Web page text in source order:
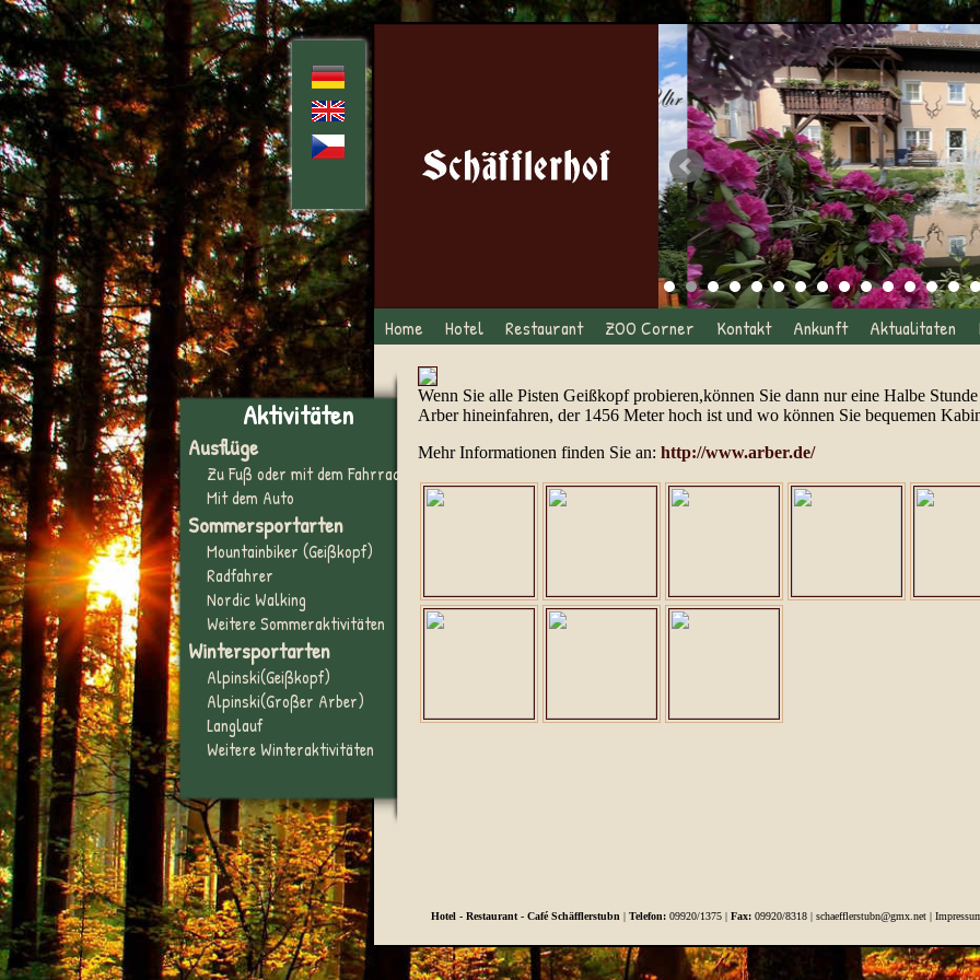
Home Hotel Restaurant ZOO Corner Kontakt Ankunft Aktualitaten
Aktivitäten
Ausflüge
Zu Fuß oder mit dem Fahrrad
Mit dem Auto
Sommersportarten
Mountainbiker (Geißkopf)
Radfahrer
Nordic Walking
Weitere Sommeraktivitäten
Wintersportarten
Alpinski(Geißkopf)
Alpinski(Großer Arber)
Langlauf
Weitere Winteraktivitäten
Wenn Sie alle Pisten Geißkopf probieren,können Sie dann nur eine Halbe
Arber hineinfahren, der 1456 Meter hoch ist und wo können Sie bequemen
Mehr Informationen finden Sie an: http://www.arber.de/
Hotel - Restaurant - Café Schäfflerstubn | Telefon: 09920/1375 | Fax: 09920/8318 | schaefflerstubn@gmx.net |